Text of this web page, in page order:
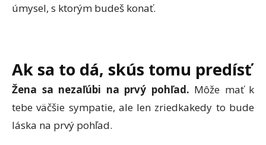
úmysel, s ktorým budeš konať.
Ak sa to dá, skús tomu predísť
Žena sa nezaľúbi na prvý pohľad. Môže mať k
tebe väčšie sympatie, ale len zriedkakedy to bude
láska na prvý pohľad.